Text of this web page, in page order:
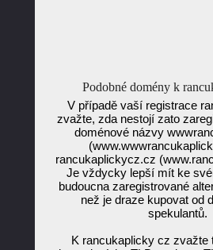
Podobné domény k
V případě vaší registrace
zvažte, zda nestojí zato
doménové názvy
rancukaplickycz.cz
Je vždycky lepší mít ke
budoucna zaregistrované
než je draze kupovat od
spekulantů.
K rancukaplicky cz zvažte